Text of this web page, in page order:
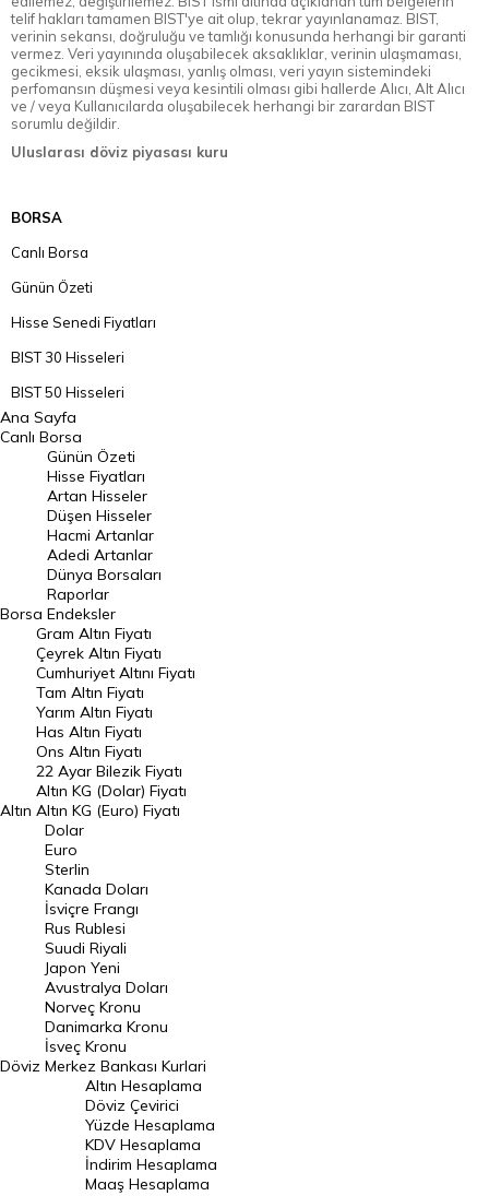
telif hakları tamamen BIST'ye ait olup, tekrar yayınlanamaz. BIST,
verinin sekansı, doğruluğu ve tamlığı konusunda herhangi bir garanti
vermez. Veri yayınında oluşabilecek aksaklıklar, verinin ulaşmaması,
gecikmesi, eksik ulaşması, yanlış olması, veri yayın sistemindeki
perfomansın düşmesi veya kesintili olması gibi hallerde Alıcı, Alt Alıcı
ve / veya Kullanıcılarda oluşabilecek herhangi bir zarardan BIST
sorumlu değildir.
Uluslarası döviz piyasası kuru
BORSA
Canlı Borsa
Günün Özeti
Hisse Senedi Fiyatları
BIST 30 Hisseleri
BIST 50 Hisseleri
BIST 100 Hisseleri
En Çok Artan Hisseler
En Çok Düşen Hisseler
Hacmi Artanlar
Geçmiş Kapanışlar
Dünya Borsaları
Raporlar
Endeksler
DÖVİZ
Döviz Kuru
Dolar Kuru
Euro Kuru
Pound Kuru
Frank Kuru
Riyal Kuru
Avustralya Doları
Danimarka Kronu Kuru
Kanada Doları Kuru
Norveç Kronu Kuru
İsveç Kronu Kuru
Japon Yeni Kuru
Serbest Piyasa Döviz Kurları
Ana Sayfa
Canlı Borsa
Borsa
Günün Özeti
Hisse Fiyatları
Artan Hisseler
Düşen Hisseler
Hacmi Artanlar
Adedi Artanlar
Dünya Borsaları
Raporlar
Endeksler
Altın
Gram Altın Fiyatı
Çeyrek Altın Fiyatı
Cumhuriyet Altını Fiyatı
Tam Altın Fiyatı
Yarım Altın Fiyatı
Has Altın Fiyatı
Ons Altın Fiyatı
22 Ayar Bilezik Fiyatı
Altın KG (Dolar) Fiyatı
Altın KG (Euro) Fiyatı
Döviz
Dolar
Euro
Sterlin
Kanada Doları
İsviçre Frangı
Rus Rublesi
Suudi Riyali
Japon Yeni
Avustralya Doları
Norveç Kronu
Danimarka Kronu
İsveç Kronu
Merkez Bankası Kurlari
Altın Hesaplama
Döviz Çevirici
Yüzde Hesaplama
KDV Hesaplama
İndirim Hesaplama
Maaş Hesaplama